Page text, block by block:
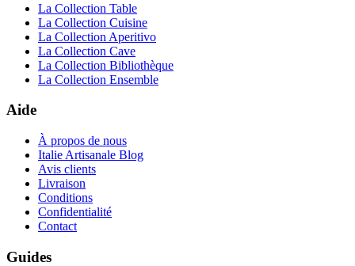
La Collection Table
La Collection Cuisine
La Collection Aperitivo
La Collection Cave
La Collection Bibliothèque
La Collection Ensemble
Aide
À propos de nous
Italie Artisanale Blog
Avis clients
Livraison
Conditions
Confidentialité
Contact
Guides